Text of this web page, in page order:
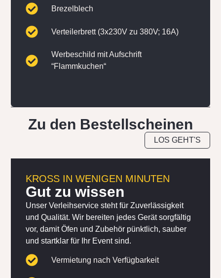
Brezelblech
Verteilerbrett (3x230V zu 380V; 16A)
Werbeschild mit Aufschrift
“Flammkuchen“
Zu den Bestellscheinen
LOS GEHT'S
KROSS IN WENIGEN MINUTEN
Gut zu wissen
Unser Verleihservice steht für Zuverlässigkeit
und Qualität. Wir bereiten jedes Gerät sorgfältig
vor, damit Öfen und Zubehör pünktlich, sauber
und startklar für Ihr Event sind.
Vermietung nach Verfügbarkeit